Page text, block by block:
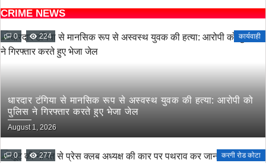
CRIME NEWS
0 224 कार्यवाही
धारदार टंगिया से मानसिक रूप से अस्वस्थ युवक की हत्या: आरोपी को
पुलिस ने गिरफ्तार करते हुए भेजा जेल
August 1, 2026
0 277 करगी रोड कोटा